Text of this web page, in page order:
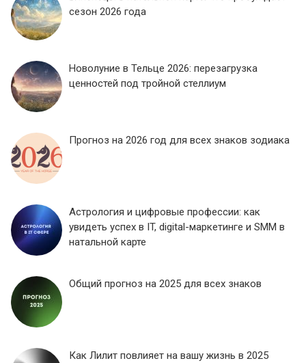
сезон 2026 года
Новолуние в Тельце 2026: перезагрузка
ценностей под тройной стеллиум
Прогноз на 2026 год для всех знаков зодиака
Астрология и цифровые профессии: как
увидеть успех в IT, digital-маркетинге и SMM в
натальной карте
Общий прогноз на 2025 для всех знаков
Как Лилит повлияет на вашу жизнь в 2025